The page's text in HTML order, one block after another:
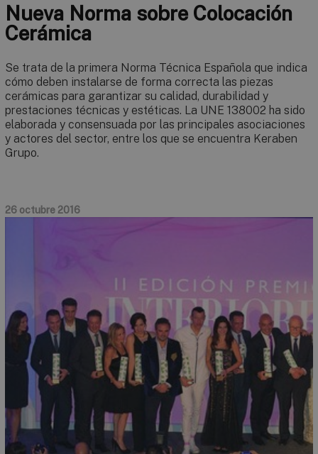
Nueva Norma sobre Colocación
Cerámica
Se trata de la primera Norma Técnica Española que indica
cómo deben instalarse de forma correcta las piezas
cerámicas para garantizar su calidad, durabilidad y
prestaciones técnicas y estéticas. La UNE 138002 ha sido
elaborada y consensuada por las principales asociaciones
y actores del sector, entre los que se encuentra Keraben
Grupo.
26 octubre 2016